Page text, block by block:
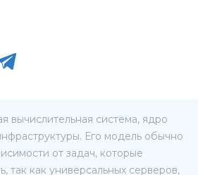
вычислительная система, ядро
Его модель обычно
от задач, которые
так как универсальных серверов,